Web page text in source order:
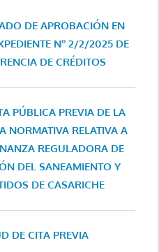
DE APROBACIÓN EN
Nº 2/2/2025 DE
DE CRÉDITOS
PÚBLICA PREVIA DE LA
NORMATIVA RELATIVA A
REGULADORA DE
DEL SANEAMIENTO Y
DE CASARICHE
DE CITA PREVIA